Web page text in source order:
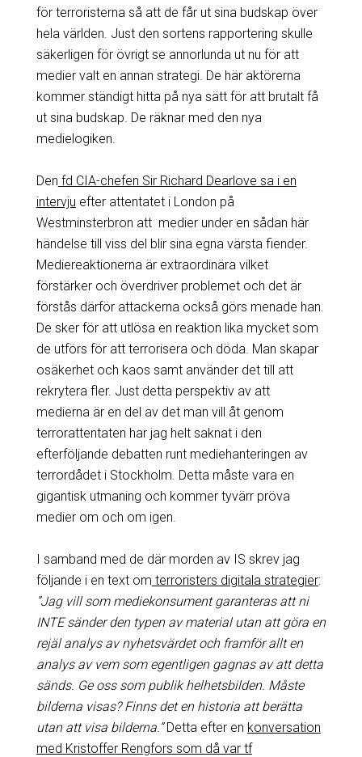
för terroristerna så att de får ut sina budskap över
hela världen. Just den sortens rapportering skulle
säkerligen för övrigt se annorlunda ut nu för att
medier valt en annan strategi. De här aktörerna
kommer ständigt hitta på nya sätt för att brutalt få
ut sina budskap. De räknar med den nya
medielogiken.
Den fd CIA-chefen Sir Richard Dearlove sa i en
intervju efter attentatet i London på
Westminsterbron att medier under en sådan här
händelse till viss del blir sina egna värsta fiender.
Mediereaktionerna är extraordinära vilket
förstärker och överdriver problemet och det är
förstås därför attackerna också görs menade han.
De sker för att utlösa en reaktion lika mycket som
de utförs för att terrorisera och döda. Man skapar
osäkerhet och kaos samt använder det till att
rekrytera fler. Just detta perspektiv av att
medierna är en del av det man vill åt genom
terrorattentaten har jag helt saknat i den
efterföljande debatten runt mediehanteringen av
terrordådet i Stockholm. Detta måste vara en
gigantisk utmaning och kommer tyvärr pröva
medier om och om igen.
I samband med de där morden av IS skrev jag
följande i en text om terroristers digitala strategier:
”Jag vill som mediekonsument garanteras att ni
INTE sänder den typen av material utan att göra en
rejäl analys av nyhetsvärdet och framför allt en
analys av vem som egentligen gagnas av att detta
sänds. Ge oss som publik helhetsbilden. Måste
bilderna visas? Finns det en historia att berätta
utan att visa bilderna.”Detta efter en konversation
med Kristoffer Rengfors som då var tf